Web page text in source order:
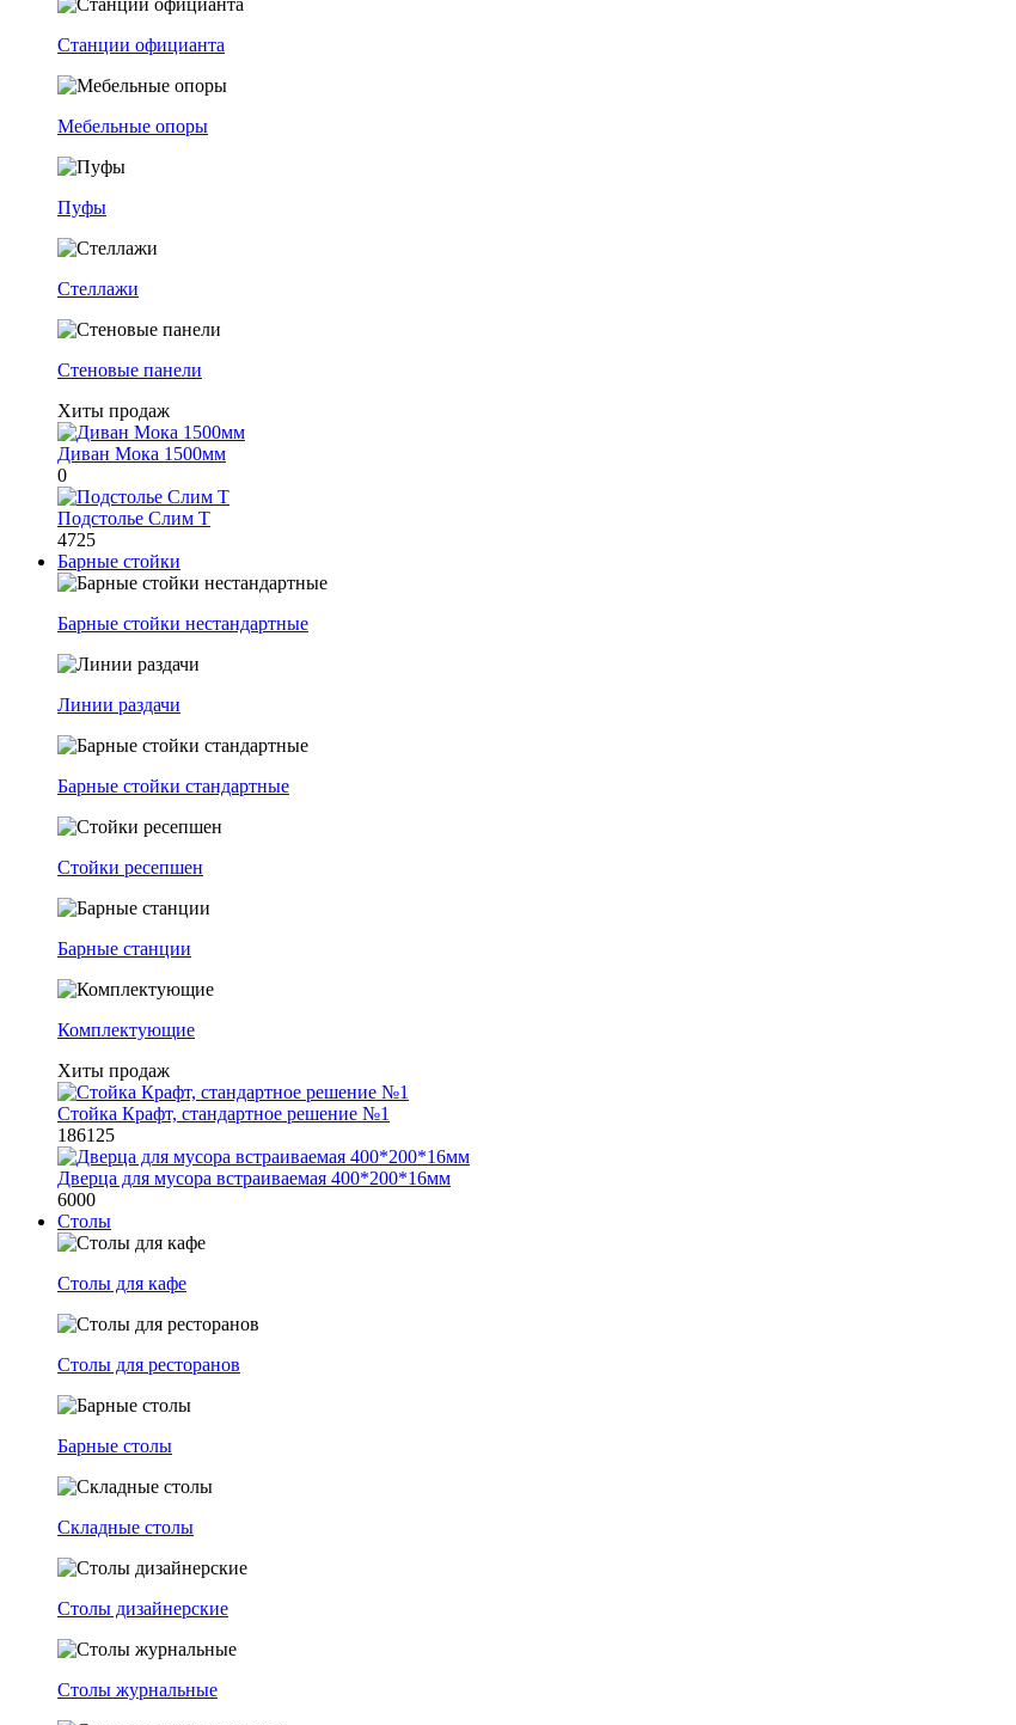
Станции официанта
Мебельные опоры
Пуфы
Стеллажи
Стеновые панели
Хиты продаж
Диван Мока 1500мм
0
Подстолье Слим Т
4725
Барные стойки
Барные стойки нестандартные
Линии раздачи
Барные стойки стандартные
Стойки ресепшен
Барные станции
Комплектующие
Хиты продаж
Стойка Крафт, стандартное решение №1
186125
Дверца для мусора встраиваемая 400*200*16мм
6000
Столы
Столы для кафе
Столы для ресторанов
Барные столы
Складные столы
Столы дизайнерские
Столы журнальные